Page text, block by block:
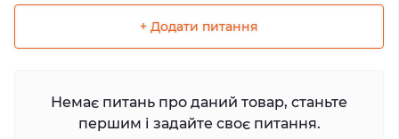
+ Додати питання
Немає питань про даний товар, станьте
першим і задайте своє питання.